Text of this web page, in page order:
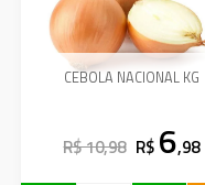
CEBOLA NACIONAL KG
R$ 10,98 R$ 6,98